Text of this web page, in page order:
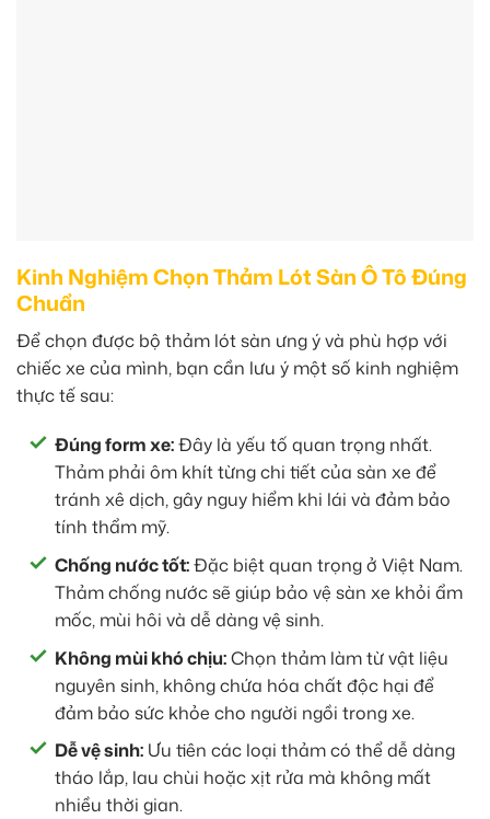
Kinh Nghiệm Chọn Thảm Lót Sàn Ô Tô Đúng
Chuẩn
Để chọn được bộ thảm lót sàn ưng ý và phù hợp với
chiếc xe của mình, bạn cần lưu ý một số kinh nghiệm
thực tế sau:
Đúng form xe:Đây là yếu tố quan trọng nhất.
Thảm phải ôm khít từng chi tiết của sàn xe để
tránh xê dịch, gây nguy hiểm khi lái và đảm bảo
tính thẩm mỹ.
Chống nước tốt:Đặc biệt quan trọng ở Việt Nam.
Thảm chống nước sẽ giúp bảo vệ sàn xe khỏi ẩm
mốc, mùi hôi và dễ dàng vệ sinh.
Không mùi khó chịu:Chọn thảm làm từ vật liệu
nguyên sinh, không chứa hóa chất độc hại để
đảm bảo sức khỏe cho người ngồi trong xe.
Dễ vệ sinh: Ưu tiên các loại thảm có thể dễ dàng
tháo lắp, lau chùi hoặc xịt rửa mà không mất
nhiều thời gian.